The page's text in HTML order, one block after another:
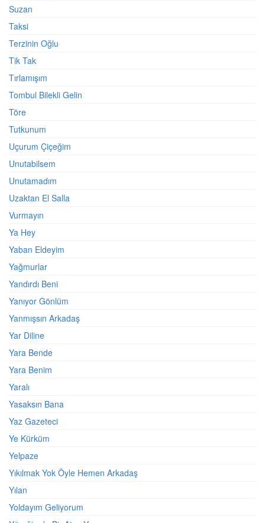
Suzan
Taksi
Terzinin Oğlu
Tik Tak
Tırlamışım
Tombul Bilekli Gelin
Töre
Tutkunum
Uçurum Çiçeğim
Unutabilsem
Unutamadım
Uzaktan El Salla
Vurmayın
Ya Hey
Yaban Eldeyim
Yağmurlar
Yandırdı Beni
Yanıyor Gönlüm
Yanmışsın Arkadaş
Yar Diline
Yara Bende
Yara Benim
Yaralı
Yasaksın Bana
Yaz Gazeteci
Ye Kürküm
Yelpaze
Yıkılmak Yok Öyle Hemen Arkadaş
Yılan
Yoldayım Geliyorum